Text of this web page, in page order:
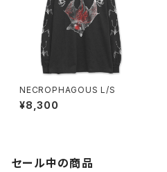
NECROPHAGOUS L/S
¥8,300
セール中の商品